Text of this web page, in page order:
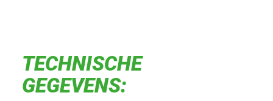
TECHNISCHE
GEGEVENS: